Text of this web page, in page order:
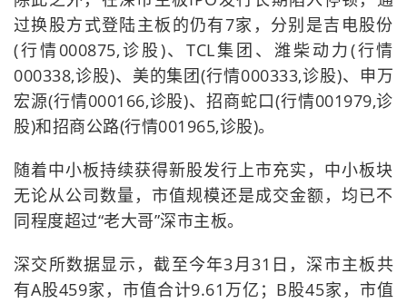
过换股方式登陆主板的仍有7家，分别是吉电股份
(行情000875,诊股)、TCL集团、潍柴动力(行情
000338,诊股)、美的集团(行情000333,诊股)、申万
宏源(行情000166,诊股)、招商蛇口(行情001979,诊
股)和招商公路(行情001965,诊股)。
随着中小板持续获得新股发行上市充实，中小板块
无论从公司数量，市值规模还是成交金额，均已不
同程度超过“老大哥”深市主板。
深交所数据显示，截至今年3月31日，深市主板共
有A股459家，市值合计9.61万亿；B股45家，市值